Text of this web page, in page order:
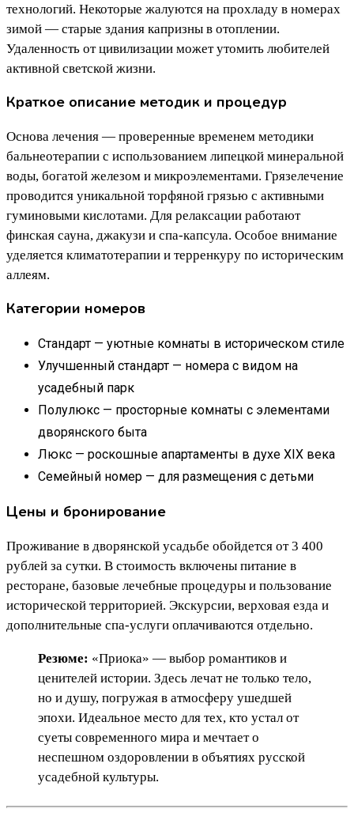
технологий. Некоторые жалуются на прохладу в номерах
зимой — старые здания капризны в отоплении.
Удаленность от цивилизации может утомить любителей
активной светской жизни.
Краткое описание методик и процедур
Основа лечения — проверенные временем методики
бальнеотерапии с использованием липецкой минеральной
воды, богатой железом и микроэлементами. Грязелечение
проводится уникальной торфяной грязью с активными
гуминовыми кислотами. Для релаксации работают
финская сауна, джакузи и спа-капсула. Особое внимание
уделяется климатотерапии и терренкуру по историческим
аллеям.
Категории номеров
Стандарт — уютные комнаты в историческом стиле
Улучшенный стандарт — номера с видом на
усадебный парк
Полулюкс — просторные комнаты с элементами
дворянского быта
Люкс — роскошные апартаменты в духе XIX века
Семейный номер — для размещения с детьми
Цены и бронирование
Проживание в дворянской усадьбе обойдется от 3 400
рублей за сутки. В стоимость включены питание в
ресторане, базовые лечебные процедуры и пользование
исторической территорией. Экскурсии, верховая езда и
дополнительные спа-услуги оплачиваются отдельно.
Резюме: «Приока» — выбор романтиков и
ценителей истории. Здесь лечат не только тело,
но и душу, погружая в атмосферу ушедшей
эпохи. Идеальное место для тех, кто устал от
суеты современного мира и мечтает о
неспешном оздоровлении в объятиях русской
усадебной культуры.